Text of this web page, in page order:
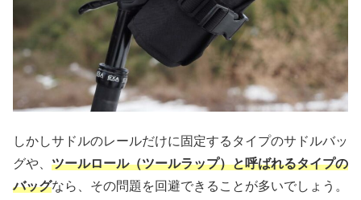
しかしサドルのレールだけに固定するタイプのサドルバッ
グや、 ツールロール（ツールラップ）と呼ばれるタイプの
バッグなら、その問題を回避できることが多いでしょう。